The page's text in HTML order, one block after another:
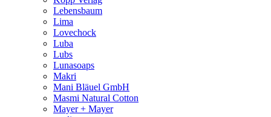
Lebensbaum
Lima
Lovechock
Luba
Lubs
Lunasoaps
Makri
Mani Bläuel GmbH
Masmi Natural Cotton
Mayer + Mayer